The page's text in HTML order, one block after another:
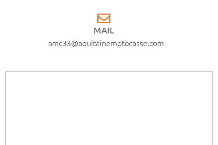
MAIL
amc33@aquitainemotocasse.com